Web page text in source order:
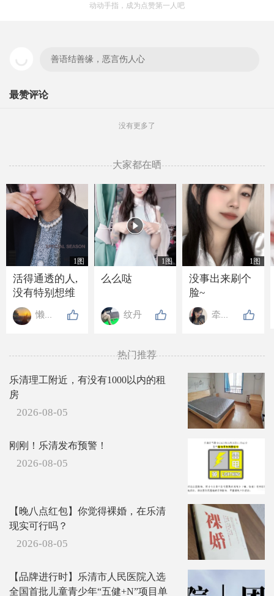
动动手指，成为点赞第一人吧
善语结善缘，恶言伤人心
最赞评论
没有更多了
大家都在晒
1图
活得通透的人,
没有特别想维
持的关系, 也没
有特别想要的
吃亏也懒得计
较.
懒懒de高贵
1图

么么哒
纹丹
1图
没事出来刷个
脸~
牵牵手
热门推荐
乐清理工附近，有没有1000以内的租
房
2026-08-05
刚刚！乐清发布预警！
2026-08-05
【晚八点红包】你觉得裸婚，在乐清
现实可行吗？
2026-08-05
【品牌进行时】乐清市人民医院入选
全国首批儿童青少年“五健+N”项目单